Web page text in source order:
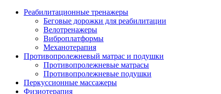
Реабилитационные тренажеры
Беговые дорожки для реабилитации
Велотренажеры
Виброплатформы
Механотерапия
Противопролежневый матрас и подушки
Противопролежневые матрасы
Противопролежневые подушки
Перкуссионные массажеры
Физиотерапия